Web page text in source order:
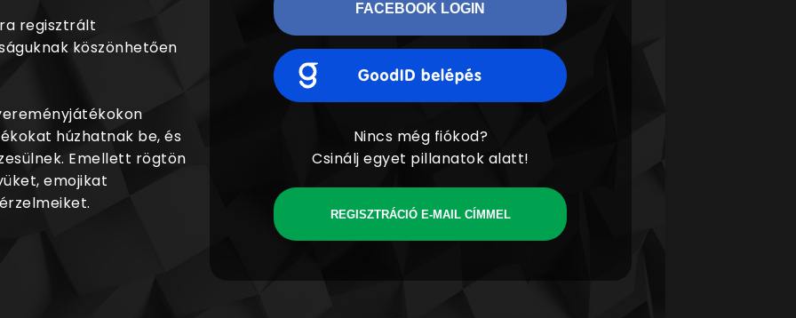
regisztrált
köszönhetően
húzhatnak be, és
Emellett rögtön
emojikat
FACEBOOK LOGIN
Nincs még fiókod?
Csinálj egyet pillanatok alatt!
REGISZTRÁCIÓ E-MAIL CÍMMEL